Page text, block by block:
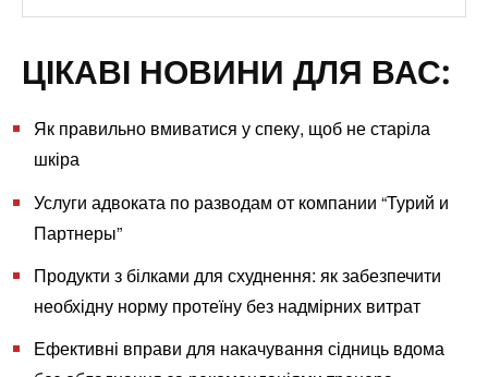
ЦІКАВІ НОВИНИ ДЛЯ ВАС:
Як правильно вмиватися у спеку, щоб не старіла
шкіра
Услуги адвоката по разводам от компании “Турий и
Партнеры”
Продукти з білками для схуднення: як забезпечити
необхідну норму протеїну без надмірних витрат
Ефективні вправи для накачування сідниць вдома